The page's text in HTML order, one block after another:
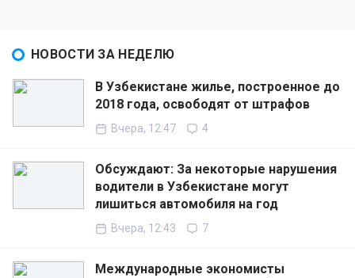
НОВОСТИ ЗА НЕДЕЛЮ
В Узбекистане жилье, построенное до
2018 года, освободят от штрафов
Вчера, 12:47 4
Обсуждают: За некоторые нарушения
водители в Узбекистане могут
лишиться автомобиля на год
Вчера, 12:43 7
Международные экономисты